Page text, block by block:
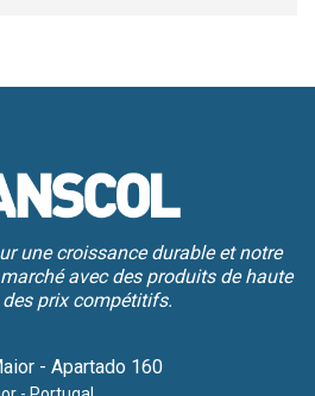
une croissance durable et notre
avec des produits de haute
prix compétitifs.
- Apartado 160